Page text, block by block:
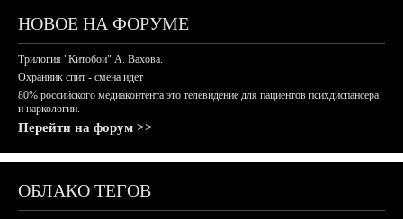
НОВОЕ НА ФОРУМЕ
Трилогия "Китобои" А. Вахова.
Охранник спит - смена идёт
80% российского медиаконтента это телевидение для пациентов психдиспансера
и наркологии.
Перейти на форум >>
ОБЛАКО ТЕГОВ